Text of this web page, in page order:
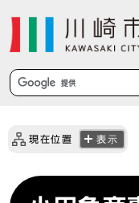
現在位置 表示